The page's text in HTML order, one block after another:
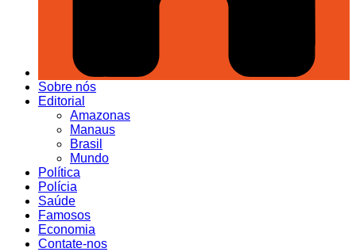
Sobre nós
Editorial
Amazonas
Manaus
Brasil
Mundo
Política
Polícia
Saúde
Famosos
Economia
Contate-nos